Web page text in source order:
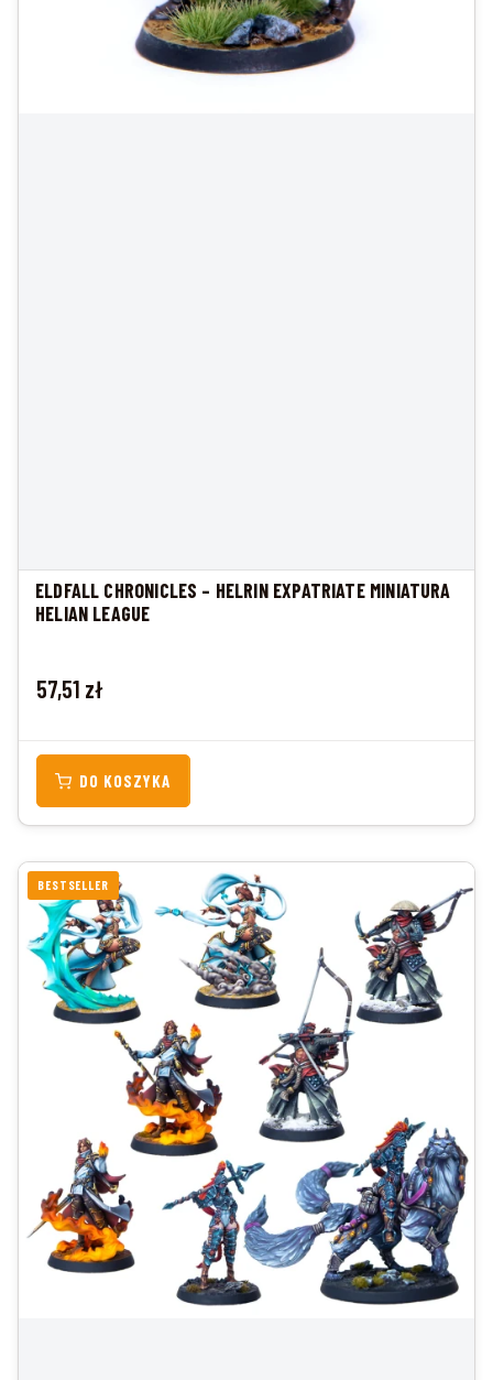
ELDFALL CHRONICLES – HELRIN EXPATRIATE MINIATURA
HELIAN LEAGUE
Cena
57,51 zł
DO KOSZYKA
BESTSELLER